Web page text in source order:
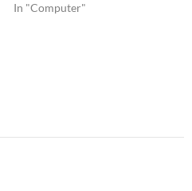
In "Computer"